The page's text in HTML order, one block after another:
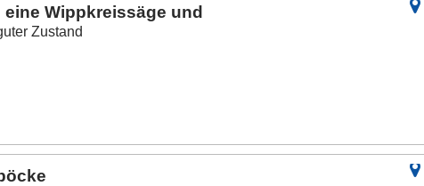
Wippkreissäge und
Zustand